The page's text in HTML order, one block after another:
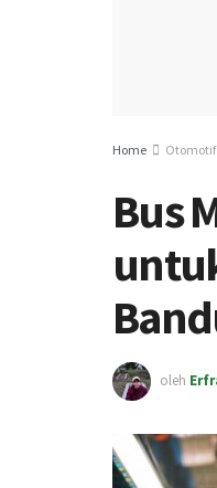
Home Otomotif
Bus
oleh